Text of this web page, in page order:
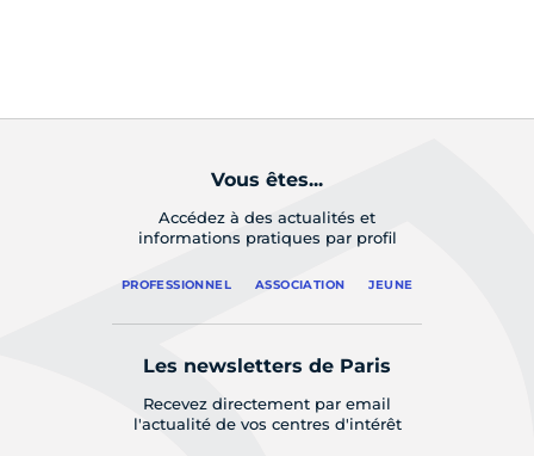
Vous êtes...
Accédez à des actualités et
informations pratiques par profil
PROFESSIONNEL ASSOCIATION JEUNE
Les newsletters de Paris
Recevez directement par email
l'actualité de vos centres d'intérêt